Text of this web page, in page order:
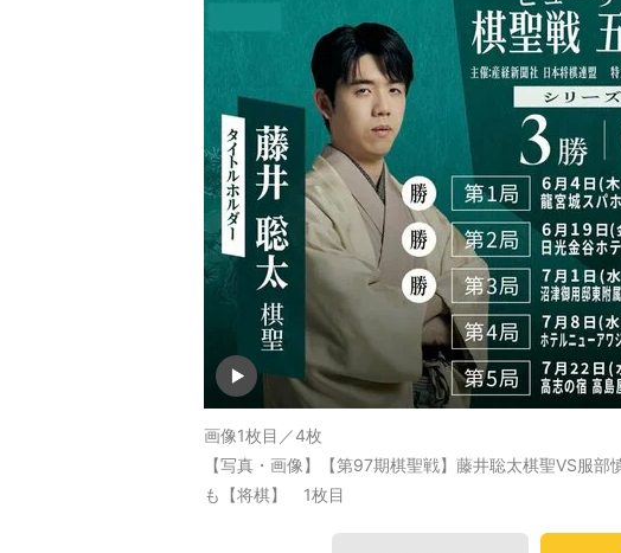
画像1枚目／4枚
【写真・画像】【第97期棋聖戦】藤井聡太棋聖VS服
も【将棋】 1枚目